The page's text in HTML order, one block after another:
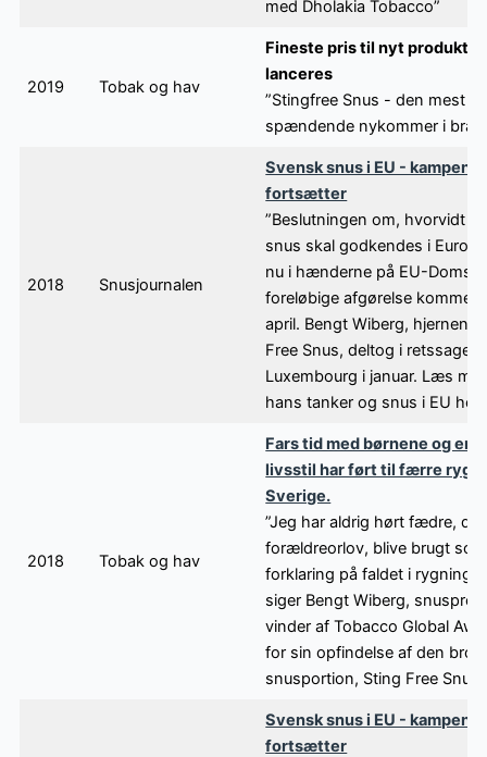
med Dholakia Tobacco”
2019 Tobak og hav
Fineste pris til nyt produkt,
lanceres
”Stingfree Snus - den mest
spændende nykommer i
2018 Snusjournalen
Svensk snus i EU - kampen
fortsætter
”Beslutningen om, hvorvidt
snus skal godkendes i
nu i hænderne på EU-
foreløbige afgørelse kommer
april. Bengt Wiberg, hjernen
Free Snus, deltog i retssagen
Luxembourg i januar. Læs
hans tanker og snus i EU
2018 Tobak og hav
Fars tid med børnene og en
livsstil har ført til færre
Sverige.
”Jeg har aldrig hørt fædre,
forældreorlov, blive brugt som
forklaring på faldet i rygning i
siger Bengt Wiberg,
vinder af Tobacco Global
for sin opfindelse af den
snusportion, Sting Free
Svensk snus i EU - kampen
fortsætter